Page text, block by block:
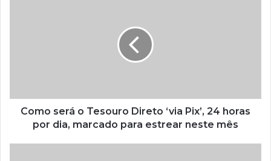
Como será o Tesouro Direto ‘via Pix’, 24 horas
por dia, marcado para estrear neste mês